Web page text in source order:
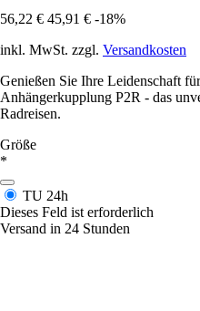
56,22 € 45,91 € -18%
inkl. MwSt. zzgl. Versandkosten
Genießen Sie Ihre Leidenschaft
Anhängerkupplung P2R - das
Radreisen.
Größe
*
TU 24h
Dieses Feld ist erforderlich
Versand in 24 Stunden